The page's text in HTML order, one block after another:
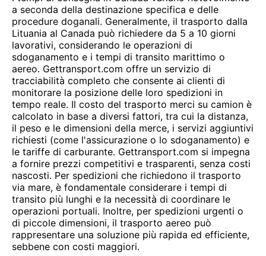
a seconda della destinazione specifica e delle
procedure doganali. Generalmente, il trasporto dalla
Lituania al Canada può richiedere da 5 a 10 giorni
lavorativi, considerando le operazioni di
sdoganamento e i tempi di transito marittimo o
aereo. Gettransport.com offre un servizio di
tracciabilità completo che consente ai clienti di
monitorare la posizione delle loro spedizioni in
tempo reale. Il costo del trasporto merci su camion è
calcolato in base a diversi fattori, tra cui la distanza,
il peso e le dimensioni della merce, i servizi aggiuntivi
richiesti (come l'assicurazione o lo sdoganamento) e
le tariffe di carburante. Gettransport.com si impegna
a fornire prezzi competitivi e trasparenti, senza costi
nascosti. Per spedizioni che richiedono il trasporto
via mare, è fondamentale considerare i tempi di
transito più lunghi e la necessità di coordinare le
operazioni portuali. Inoltre, per spedizioni urgenti o
di piccole dimensioni, il trasporto aereo può
rappresentare una soluzione più rapida ed efficiente,
sebbene con costi maggiori.